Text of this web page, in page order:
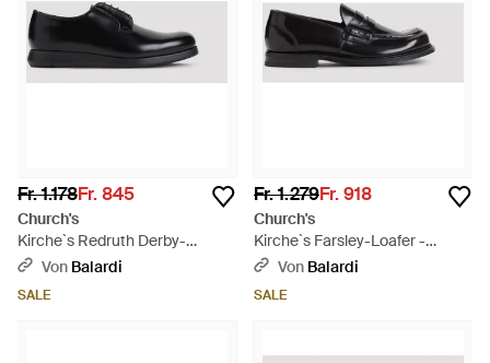
Fr. 1.178Fr. 845
Church's
Kirche`s Redruth Derby-
Schuhe - Schwarz
Von Balardi
SALE
Fr. 1.279Fr. 918
Church's
Kirche`s Farsley-Loafer -
Schwarz
Von Balardi
SALE